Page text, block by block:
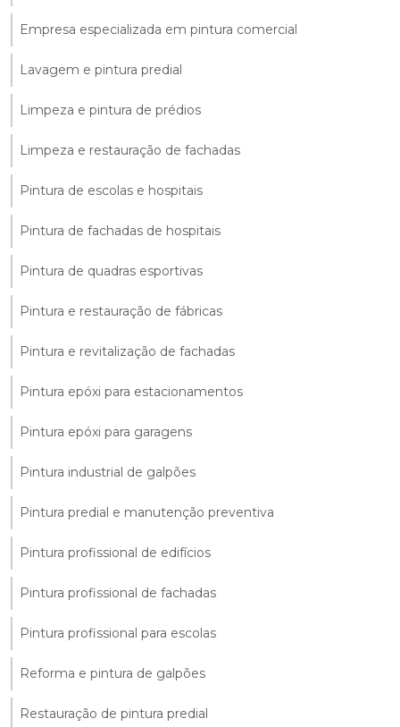
Empresa especializada em pintura comercial
Lavagem e pintura predial
Limpeza e pintura de prédios
Limpeza e restauração de fachadas
Pintura de escolas e hospitais
Pintura de fachadas de hospitais
Pintura de quadras esportivas
Pintura e restauração de fábricas
Pintura e revitalização de fachadas
Pintura epóxi para estacionamentos
Pintura epóxi para garagens
Pintura industrial de galpões
Pintura predial e manutenção preventiva
Pintura profissional de edifícios
Pintura profissional de fachadas
Pintura profissional para escolas
Reforma e pintura de galpões
Restauração de pintura predial